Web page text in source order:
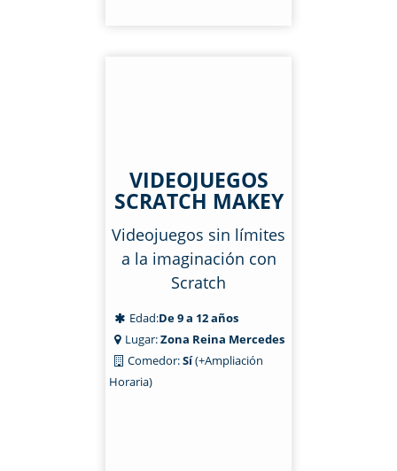
VIDEOJUEGOS
SCRATCH MAKEY
Videojuegos sin límites
a la imaginación con
Scratch
Edad:De 9 a 12 años
Lugar:Zona Reina Mercedes
Comedor:Sí(+Ampliación
Horaria)